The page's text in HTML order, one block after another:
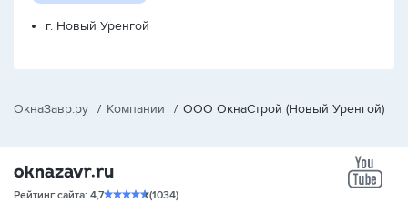
г. Новый Уренгой
ОкнаЗавр.ру / Компании / ООО ОкнаСтрой (Новый Уренгой)
Рейтинг сайта: 4,7 (1034)